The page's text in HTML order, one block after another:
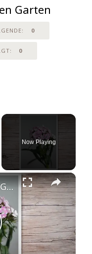
Garten
0
0
Now Playing
Kennst du deine Geburtsblume?